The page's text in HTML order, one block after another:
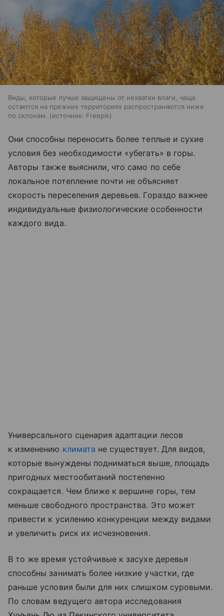
Виды, которые лучше защищены от нехватки влаги, чаще
остаются на прежних территориях распространяются ниже
по склонам.
источник: Freepik
Они способны переносить более теплые и сухие
условия без необходимости «убегать» в горы.
Авторы также выяснили, что само по себе
локальное потепление почти не объясняет
скорость переселения деревьев. Гораздо важнее
индивидуальные физиологические особенности
каждого вида.
Универсального сценария адаптации лесов
к изменению климата не существует. Для видов,
которые вынуждены подниматься выше, площадь
пригодных местообитаний постепенно
сокращается. Чем ближе к вершине горы, тем
меньше свободного пространства. Это может
привести к усилению конкуренции между видами
и увеличить риск их исчезновения.
В то же время устойчивые к засухе деревья
способны занимать более низкие участки, где
раньше условия были для них слишком суровыми.
По словам ведущего автора исследования